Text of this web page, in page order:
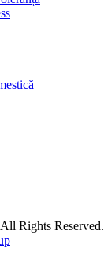
Rights Reserved.